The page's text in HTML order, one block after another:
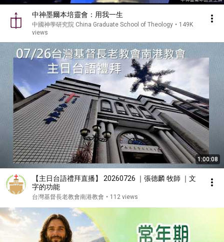
中神墨爾本培靈會：用我一生
中國神學研究院 China Graduate School of Theology • 149K
views
1:00:08
【主日台語禮拜直播】 20260726 ｜張德麟 牧師 ｜文
字的功能
台灣基督長老教會南港教會 • 112 views